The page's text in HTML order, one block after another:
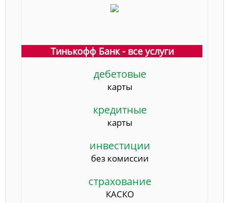
Тинькофф Банк - все услуги
дебетовые
карты
кредитные
карты
инвестиции
без комиссии
страхование
КАСКО